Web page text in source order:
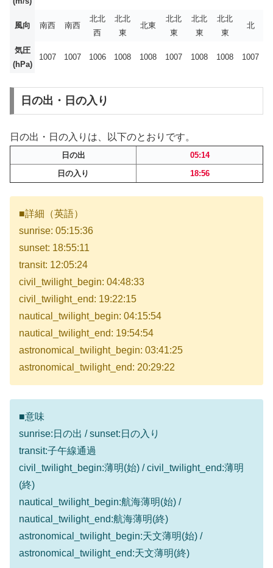
風向 南西 南西
北北
西
北北
東
北東
北北
東
北北
東
北北
東
北
気圧
(hPa)
1007 1007 1006 1008 1008 1007 1008 1008 1007
日の出・日の入り
日の出・日の入りは、以下のとおりです。
日の出
05:14
日の入り
18:56
■詳細（英語）
sunrise: 05:15:36
sunset: 18:55:11
transit: 12:05:24
civil_twilight_begin: 04:48:33
civil_twilight_end: 19:22:15
nautical_twilight_begin: 04:15:54
nautical_twilight_end: 19:54:54
astronomical_twilight_begin: 03:41:25
astronomical_twilight_end: 20:29:22
■意味
sunrise:日の出 / sunset:日の入り
transit:子午線通過
civil_twilight_begin:薄明(始) / civil_twilight_end:薄明
(終)
nautical_twilight_begin:航海薄明(始) /
nautical_twilight_end:航海薄明(終)
astronomical_twilight_begin:天文薄明(始) /
astronomical_twilight_end:天文薄明(終)